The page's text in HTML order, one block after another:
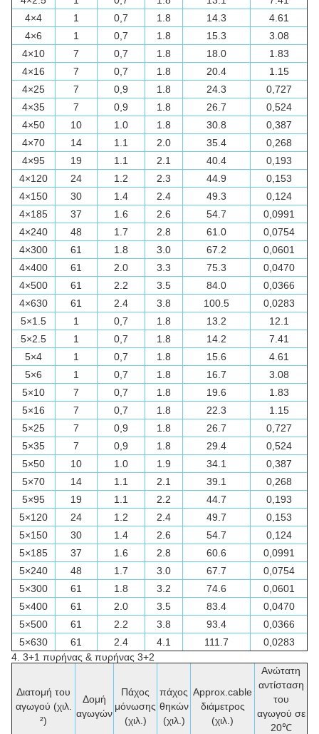
4×4
1 0,7 1.8 14.3
4.61
4×6
1 0,7 1.8 15.3
3.08
4×10
7 0,7 1.8 18.0
1.83
4×16
7 0,7 1.8 20.4
1.15
4×25
7 0,9 1.8 24.3
0,727
4×35
7 0,9 1.8 26.7
0,524
4×50
10 1.0 1.8 30.8
0,387
4×70
14 1.1 2.0 35.4
0,268
4×95
19 1.1 2.1 40.4
0,193
4×120
24 1.2 2.3 44.9
0,153
4×150
30 1.4 2.4 49.3
0,124
4×185
37 1.6 2.6 54.7
0,0991
4×240
48 1.7 2.8 61.0
0,0754
4×300
61 1.8 3.0 67.2
0,0601
4×400
61 2.0 3.3 75.3
0,0470
4×500
61 2.2 3.5 84.0
0,0366
4×630
61 2.4 3.8 100.5
0,0283
5×1.5
1 0,7 1.8 13.2
12.1
5×2.5
1 0,7 1.8 14.2
7.41
5×4
1 0,7 1.8 15.6
4.61
5×6
1 0,7 1.8 16.7
3.08
5×10
7 0,7 1.8 19.6
1.83
5×16
7 0,7 1.8 22.3
1.15
5×25
7 0,9 1.8 26.7
0,727
5×35
7 0,9 1.8 29.4
0,524
5×50
10 1.0 1.9 34.1
0,387
5×70
14 1.1 2.1 39.1
0,268
5×95
19 1.1 2.2 44.7
0,193
5×120
24 1.2 2.4 49.7
0,153
5×150
30 1.4 2.6 54.7
0,124
5×185
37 1.6 2.8 60.6
0,0991
5×240
48 1.7 3.0 67.7
0,0754
5×300
61 1.8 3.2 74.6
0,0601
5×400
61 2.0 3.5 83.4
0,0470
5×500
61 2.2 3.8 93.4
0,0366
5×630
61 2.4 4.1 111.7
0,0283
4. 3+1 πυρήνας & πυρήνας 3+2
Διατομή του
αγωγού (χιλ.
²)
Δομή
αγωγών
Πάχος
μόνωσης
(χιλ.)
πάχος
θηκών
(χιλ.)
Approx.cable
διάμετρος
(χιλ.)
Ανώτατη
αντίσταση
του
αγωγού σε
20℃